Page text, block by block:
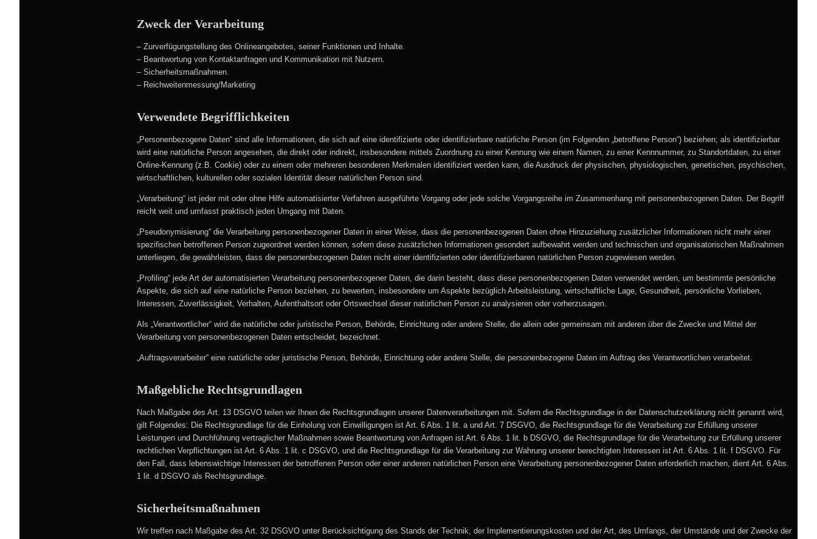
Zweck der Verarbeitung
– Zurverfügungstellung des Onlineangebotes, seiner Funktionen und Inhalte.
– Beantwortung von Kontaktanfragen und Kommunikation mit Nutzern.
– Sicherheitsmaßnahmen.
– Reichweitenmessung/Marketing
Verwendete Begrifflichkeiten
„Personenbezogene Daten“ sind alle Informationen, die sich auf eine identifizierte oder identifizierbare natürliche Person (im Folgenden „betroffene Person“) beziehen; als identifizierbar
wird eine natürliche Person angesehen, die direkt oder indirekt, insbesondere mittels Zuordnung zu einer Kennung wie einem Namen, zu einer Kennnummer, zu Standortdaten, zu einer
Online-Kennung (z.B. Cookie) oder zu einem oder mehreren besonderen Merkmalen identifiziert werden kann, die Ausdruck der physischen, physiologischen, genetischen, psychischen,
wirtschaftlichen, kulturellen oder sozialen Identität dieser natürlichen Person sind.
„Verarbeitung“ ist jeder mit oder ohne Hilfe automatisierter Verfahren ausgeführte Vorgang oder jede solche Vorgangsreihe im Zusammenhang mit personenbezogenen Daten. Der Begriff
reicht weit und umfasst praktisch jeden Umgang mit Daten.
„Pseudonymisierung“ die Verarbeitung personenbezogener Daten in einer Weise, dass die personenbezogenen Daten ohne Hinzuziehung zusätzlicher Informationen nicht mehr einer
spezifischen betroffenen Person zugeordnet werden können, sofern diese zusätzlichen Informationen gesondert aufbewahrt werden und technischen und organisatorischen Maßnahmen
unterliegen, die gewährleisten, dass die personenbezogenen Daten nicht einer identifizierten oder identifizierbaren natürlichen Person zugewiesen werden.
„Profiling“ jede Art der automatisierten Verarbeitung personenbezogener Daten, die darin besteht, dass diese personenbezogenen Daten verwendet werden, um bestimmte persönliche
Aspekte, die sich auf eine natürliche Person beziehen, zu bewerten, insbesondere um Aspekte bezüglich Arbeitsleistung, wirtschaftliche Lage, Gesundheit, persönliche Vorlieben,
Interessen, Zuverlässigkeit, Verhalten, Aufenthaltsort oder Ortswechsel dieser natürlichen Person zu analysieren oder vorherzusagen.
Als „Verantwortlicher“ wird die natürliche oder juristische Person, Behörde, Einrichtung oder andere Stelle, die allein oder gemeinsam mit anderen über die Zwecke und Mittel der
Verarbeitung von personenbezogenen Daten entscheidet, bezeichnet.
„Auftragsverarbeiter“ eine natürliche oder juristische Person, Behörde, Einrichtung oder andere Stelle, die personenbezogene Daten im Auftrag des Verantwortlichen verarbeitet.
Maßgebliche Rechtsgrundlagen
Nach Maßgabe des Art. 13 DSGVO teilen wir Ihnen die Rechtsgrundlagen unserer Datenverarbeitungen mit. Sofern die Rechtsgrundlage in der Datenschutzerklärung nicht genannt wird,
gilt Folgendes: Die Rechtsgrundlage für die Einholung von Einwilligungen ist Art. 6 Abs. 1 lit. a und Art. 7 DSGVO, die Rechtsgrundlage für die Verarbeitung zur Erfüllung unserer
Leistungen und Durchführung vertraglicher Maßnahmen sowie Beantwortung von Anfragen ist Art. 6 Abs. 1 lit. b DSGVO, die Rechtsgrundlage für die Verarbeitung zur Erfüllung unserer
rechtlichen Verpflichtungen ist Art. 6 Abs. 1 lit. c DSGVO, und die Rechtsgrundlage für die Verarbeitung zur Wahrung unserer berechtigten Interessen ist Art. 6 Abs. 1 lit. f DSGVO. Für
den Fall, dass lebenswichtige Interessen der betroffenen Person oder einer anderen natürlichen Person eine Verarbeitung personenbezogener Daten erforderlich machen, dient Art. 6 Abs.
1 lit. d DSGVO als Rechtsgrundlage.
Sicherheitsmaßnahmen
Wir treffen nach Maßgabe des Art. 32 DSGVO unter Berücksichtigung des Stands der Technik, der Implementierungskosten und der Art, des Umfangs, der Umstände und der Zwecke der